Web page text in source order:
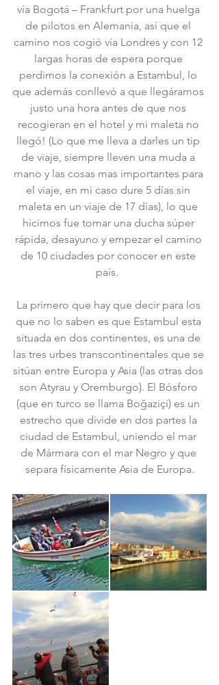
vía Bogotá – Frankfurt por una huelga
de pilotos en Alemania, así que el
camino nos cogió vía Londres y con 12
largas horas de espera porque
perdimos la conexión a Estambul, lo
que además conllevó a que llegáramos
justo una hora antes de que nos
recogieran en el hotel y mi maleta no
llegó! (Lo que me lleva a darles un tip
de viaje, siempre lleven una muda a
mano y las cosas mas importantes para
el viaje, en mi caso dure 5 días sin
maleta en un viaje de 17 días), lo que
hicimos fue tomar una ducha súper
rápida, desayuno y empezar el camino
de 10 ciudades por conocer en este
país.
La primero que hay que decir para los
que no lo saben es que Estambul esta
situada en dos continentes, es una de
las tres urbes transcontinentales que se
sitúan entre Europa y Asia (las otras dos
son Atyrau y Oremburgo). El Bósforo
(que en turco se llama Boğaziçi) es un
estrecho que divide en dos partes la
ciudad de Estambul, uniendo el mar
de Mármara con el mar Negro y que
separa físicamente Asia de Europa.